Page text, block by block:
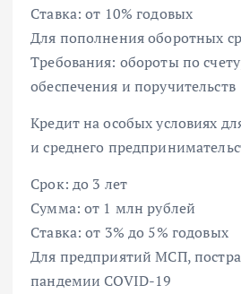
Ставка: от 10% годовых
Для пополнения оборотных
Требования: обороты по
обеспечения и поручительств
Кредит на особых условиях
и среднего
Срок: до 3 лет
Сумма: от 1 млн рублей
Ставка: от 3% до 5% годовых
Для предприятий МСП,
пандемии COVID-19